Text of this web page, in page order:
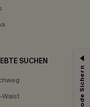
SUCHEN
Waist